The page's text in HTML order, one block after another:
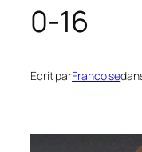
0-16
Écrit parFrancoise